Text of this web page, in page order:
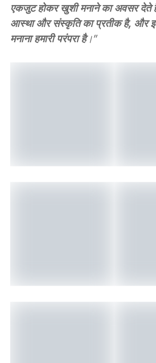
एकजुट होकर खुशी मनाने का अवसर देते
आस्था और संस्कृति का प्रतीक है, और
मनाना हमारी परंपरा है।”